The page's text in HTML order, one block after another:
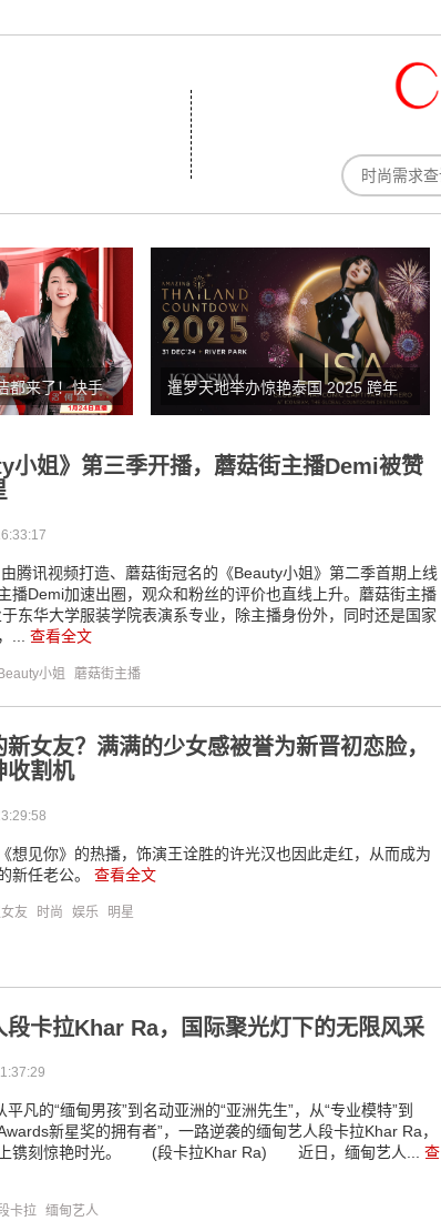
都来了！快手
光百货”明星直
暹罗天地举办惊艳泰国 2025 跨年
倒数活动，Lisa、国际明星和关键
计时目的地
小姐》第三季开播，蘑菇街主播Demi被赞
腾讯视频打造、蘑菇街冠名的《Beauty小姐》第二季首期上线
播Demi加速出圈，观众和粉丝的评价也直线上升。蘑菇街主播
东华大学服装学院表演系专业，除主播身份外，同时还是国家
... 查看全文
Beauty小姐 蘑菇街主播
新女友？满满的少女感被誉为新晋初恋脸，
收割机
想见你》的热播，饰演王诠胜的许光汉也因此走红，从而成为
新任老公。 查看全文
友 时尚 娱乐 明星
段卡拉Khar Ra，国际聚光灯下的无限风采
的“缅甸男孩”到名动亚洲的“亚洲先生”，从“专业模特”到
新星奖的拥有者”，一路逆袭的缅甸艺人段卡拉Khar Ra，
上镌刻惊艳时光。 (段卡拉Khar Ra) 近日，缅甸艺人... 查
卡拉 缅甸艺人